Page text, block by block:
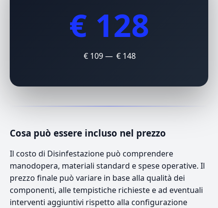
€ 128
€ 109 — € 148
Cosa può essere incluso nel prezzo
Il costo di Disinfestazione può comprendere
manodopera, materiali standard e spese operative. Il
prezzo finale può variare in base alla qualità dei
componenti, alle tempistiche richieste e ad eventuali
interventi aggiuntivi rispetto alla configurazione